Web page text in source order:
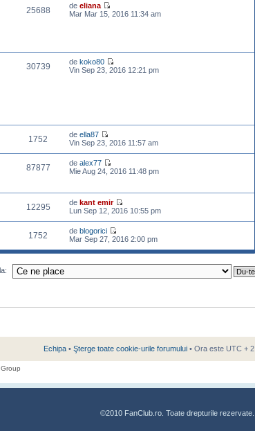
25688 de eliana
Mar Mar 15, 2016 11:34 am
30739 de koko80
Vin Sep 23, 2016 12:21 pm
1752 de ella87
Vin Sep 23, 2016 11:57 am
87877 de alex77
Mie Aug 24, 2016 11:48 pm
12295 de kant emir
Lun Sep 12, 2016 10:55 pm
1752 de blogorici
Mar Sep 27, 2016 2:00 pm
Echipa • Şterge toate cookie-urile forumului • Ora este UTC + 2
©2010 FanClub.ro. Toate drepturile rezervate.